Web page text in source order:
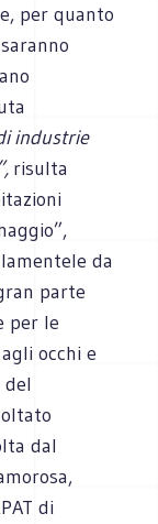
per quanto
industrie
risulta
da
parte
per le
occhi e
dal
di